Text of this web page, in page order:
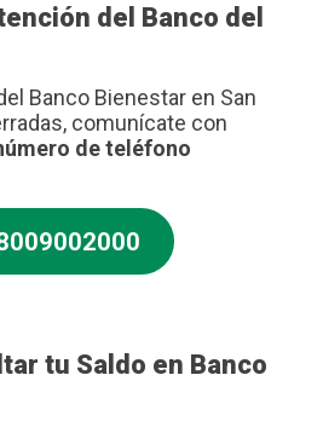
del Banco del
Banco Bienestar en San
comunícate con
de teléfono
tu Saldo en Banco